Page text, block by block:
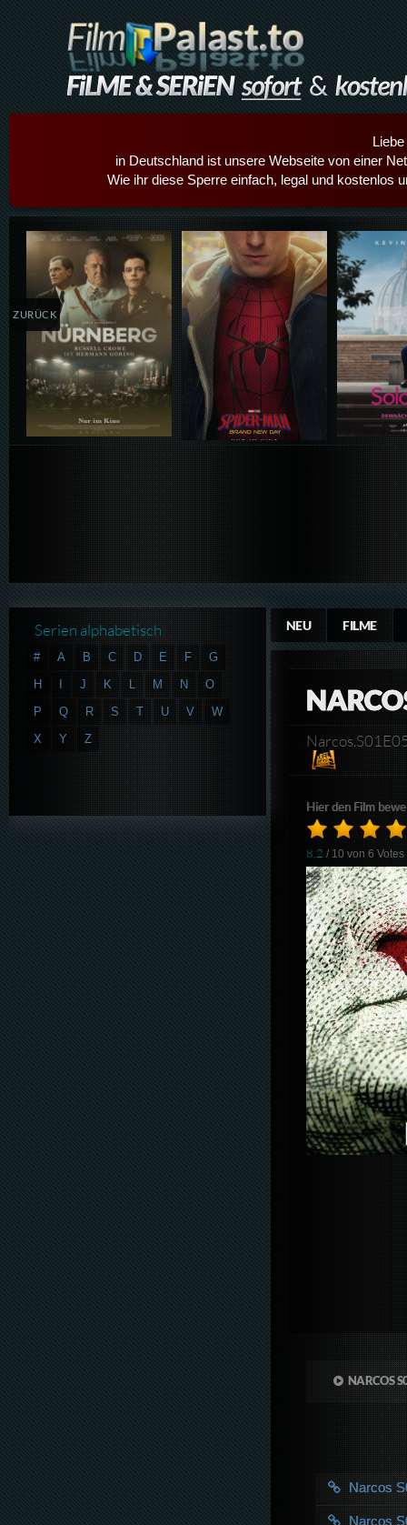
in Deutschland ist unsere Webseite von einer
Wie ihr diese Sperre einfach, legal und kostenlos
Details,Play Details,Play
ZURÜCK
NEU FILME
Hier den Film
8.2 / 10 von6 Votes
NARCOS
Narcos
Narcos
Serien alphabetisch
# A B C D E F
G
H
I J K L M N
O
P
Q R S T U V
W
X
Y Z